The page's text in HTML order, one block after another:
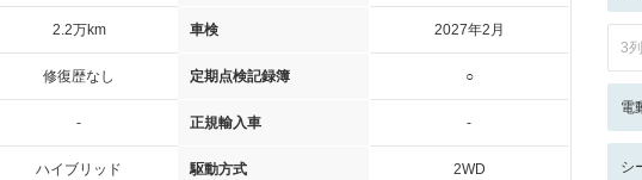
2.2万km 車検 2027年2月
修復歴なし 定期点検記録簿 ○
- 正規輸入車 -
ハイブリッド 駆動方式 2WD
3
電
シ